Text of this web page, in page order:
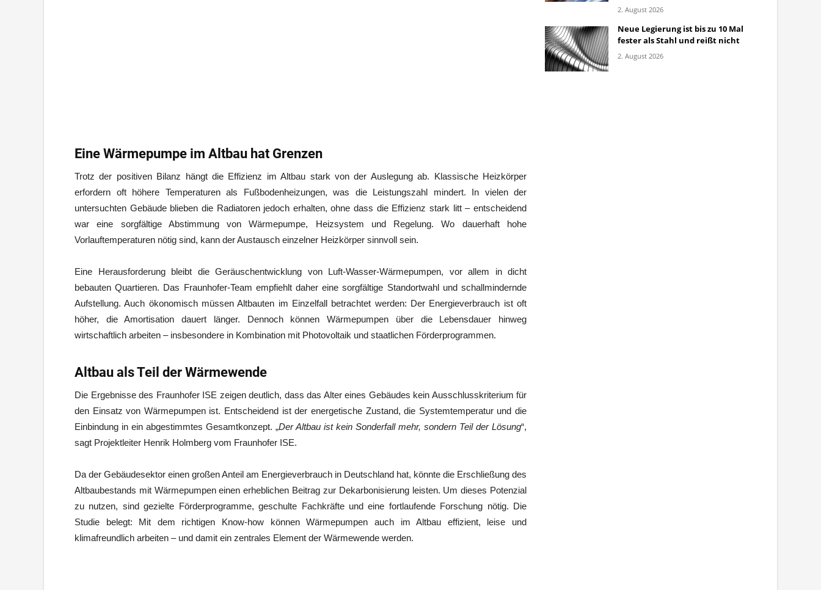
Eine Wärmepumpe im Altbau hat Grenzen
Trotz der positiven Bilanz hängt die Effizienz im Altbau stark von der Auslegung ab. Klassische Heizkörper
erfordern oft höhere Temperaturen als Fußbodenheizungen, was die Leistungszahl mindert. In vielen der
untersuchten Gebäude blieben die Radiatoren jedoch erhalten, ohne dass die Effizienz stark litt – entscheidend
war eine sorgfältige Abstimmung von Wärmepumpe, Heizsystem und Regelung. Wo dauerhaft hohe
Vorlauftemperaturen nötig sind, kann der Austausch einzelner Heizkörper sinnvoll sein.
Eine Herausforderung bleibt die Geräuschentwicklung von Luft-Wasser-Wärmepumpen, vor allem in dicht
bebauten Quartieren. Das Fraunhofer-Team empfiehlt daher eine sorgfältige Standortwahl und schallmindernde
Aufstellung. Auch ökonomisch müssen Altbauten im Einzelfall betrachtet werden: Der Energieverbrauch ist oft
höher, die Amortisation dauert länger. Dennoch können Wärmepumpen über die Lebensdauer hinweg
wirtschaftlich arbeiten – insbesondere in Kombination mit Photovoltaik und staatlichen Förderprogrammen.
Altbau als Teil der Wärmewende
Die Ergebnisse des Fraunhofer ISE zeigen deutlich, dass das Alter eines Gebäudes kein Ausschlusskriterium für
den Einsatz von Wärmepumpen ist. Entscheidend ist der energetische Zustand, die Systemtemperatur und die
Einbindung in ein abgestimmtes Gesamtkonzept. „Der Altbau ist kein Sonderfall mehr, sondern Teil der Lösung“,
sagt Projektleiter Henrik Holmberg vom Fraunhofer ISE.
Da der Gebäudesektor einen großen Anteil am Energieverbrauch in Deutschland hat, könnte die Erschließung des
Altbaubestands mit Wärmepumpen einen erheblichen Beitrag zur Dekarbonisierung leisten. Um dieses Potenzial
zu nutzen, sind gezielte Förderprogramme, geschulte Fachkräfte und eine fortlaufende Forschung nötig. Die
Studie belegt: Mit dem richtigen Know-how können Wärmepumpen auch im Altbau effizient, leise und
klimafreundlich arbeiten – und damit ein zentrales Element der Wärmewende werden.
2. August 2026
Neue Legierung ist bis zu 10 Mal
fester als Stahl und reißt nicht
2. August 2026